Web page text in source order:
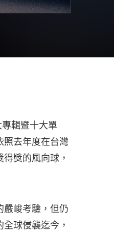
輯暨十大單
照去年度在台灣
獎的風向球，
嚴峻考驗，但仍
球侵襲迄今，